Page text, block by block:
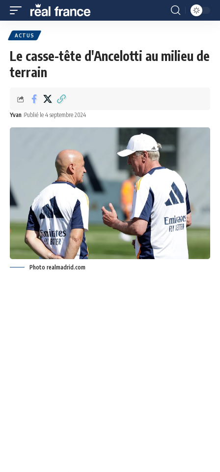
ACTUS
Le casse-tête d'Ancelotti au milieu de
terrain
Yvan Publié le 4 septembre 2024
Photo realmadrid.com